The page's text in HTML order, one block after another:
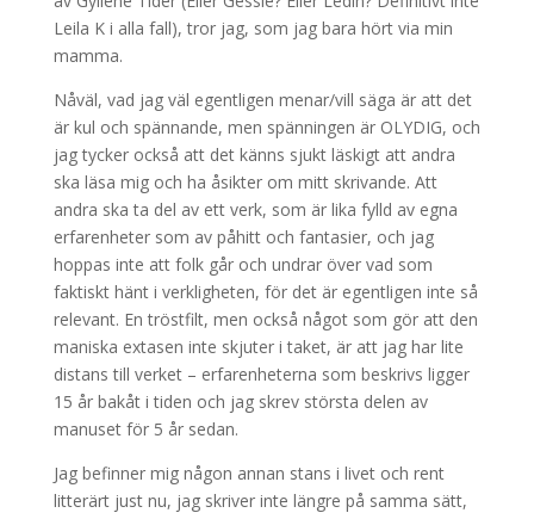
Leila K i alla fall), tror jag, som jag bara hört via min
mamma.
Nåväl, vad jag väl egentligen menar/vill säga är att det
är kul och spännande, men spänningen är OLYDIG, och
jag tycker också att det känns sjukt läskigt att andra
ska läsa mig och ha åsikter om mitt skrivande. Att
andra ska ta del av ett verk, som är lika fylld av egna
erfarenheter som av påhitt och fantasier, och jag
hoppas inte att folk går och undrar över vad som
faktiskt hänt i verkligheten, för det är egentligen inte så
relevant. En tröstfilt, men också något som gör att den
maniska extasen inte skjuter i taket, är att jag har lite
distans till verket – erfarenheterna som beskrivs ligger
15 år bakåt i tiden och jag skrev största delen av
manuset för 5 år sedan.
Jag befinner mig någon annan stans i livet och rent
litterärt just nu, jag skriver inte längre på samma sätt,
att hemsidan
taget ska
fungera.
Statistik
För att vi ska
kunna
förbättra
hemsidans
funktionalitet
uppbyggnad,
baserat på
hur
hemsidan
Upplevelse